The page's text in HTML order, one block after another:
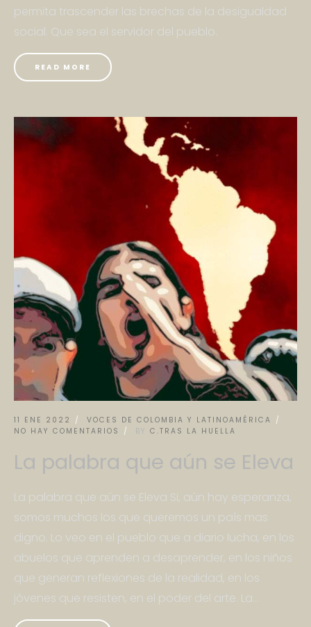
permita trascender las brechas de la desigualdad
social. Que sea el servidor del pueblo.
READ MORE
11 ENE 2022
VOCES DE COLOMBIA Y LATINOAMÉRICA
NO HAY COMENTARIOS
BY C.TRAS LA HUELLA
La palabra que aún se Eleva
La palabra que aún se Eleva Si, aún hay esperanza,
somos muchos los que queremos un país mas
digno. Lo veo en el pueblo que a diario lucha, en los
abuelos que aprenden a desaprender, en los niños
que generan reflexiones de la realidad, en los
jóvenes que resisten, en el poder del arte. La...